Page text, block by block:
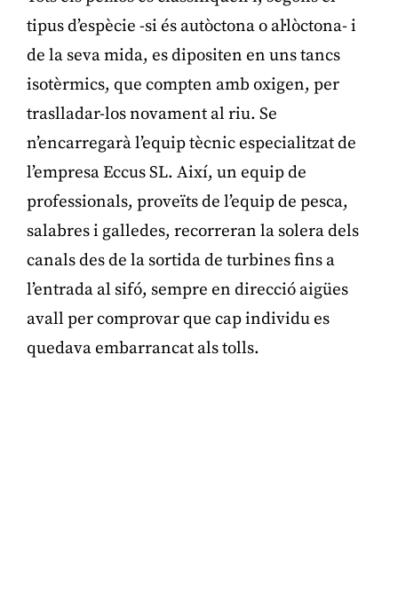
tipus d’espècie -si és autòctona o al·lòctona- i
de la seva mida, es dipositen en uns tancs
isotèrmics, que compten amb oxigen, per
traslladar-los novament al riu. Se
n’encarregarà l’equip tècnic especialitzat de
l’empresa Eccus SL. Així, un equip de
professionals, proveïts de l’equip de pesca,
salabres i galledes, recorreran la solera dels
canals des de la sortida de turbines fins a
l’entrada al sifó, sempre en direcció aigües
avall per comprovar que cap individu es
quedava embarrancat als tolls.